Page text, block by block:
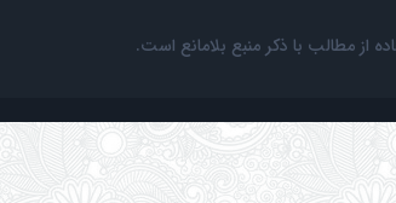
از مطالب با ذکر منبع بلامانع است.